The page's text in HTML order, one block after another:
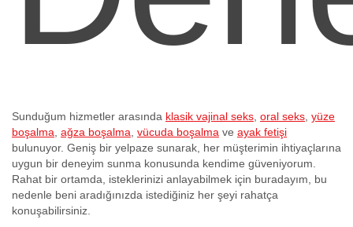
Sunduğum hizmetler arasında klasik vajinal seks, oral seks, yüze
boşalma, ağza boşalma, vücuda boşalma ve ayak fetişi
bulunuyor. Geniş bir yelpaze sunarak, her müşterimin ihtiyaçlarına
uygun bir deneyim sunma konusunda kendime güveniyorum.
Rahat bir ortamda, isteklerinizi anlayabilmek için buradayım, bu
nedenle beni aradığınızda istediğiniz her şeyi rahatça
konuşabilirsiniz.